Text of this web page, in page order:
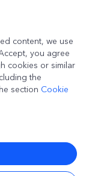
content, we use
you agree
cookies or similar
the
section Cookie